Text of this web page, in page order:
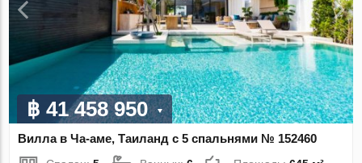
฿ 41 458 950
Вилла в Ча-аме, Таиланд с 5 спальнями № 152460